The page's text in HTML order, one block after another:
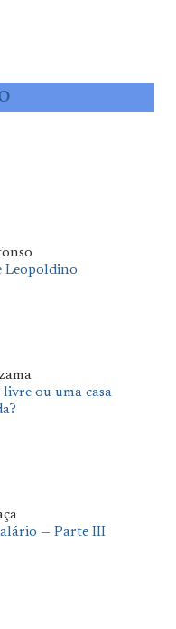
Leopoldino
ou uma casa
— Parte III